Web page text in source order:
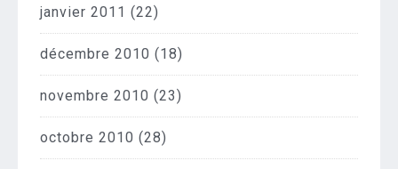
janvier 2011 (22)
décembre 2010 (18)
novembre 2010 (23)
octobre 2010 (28)